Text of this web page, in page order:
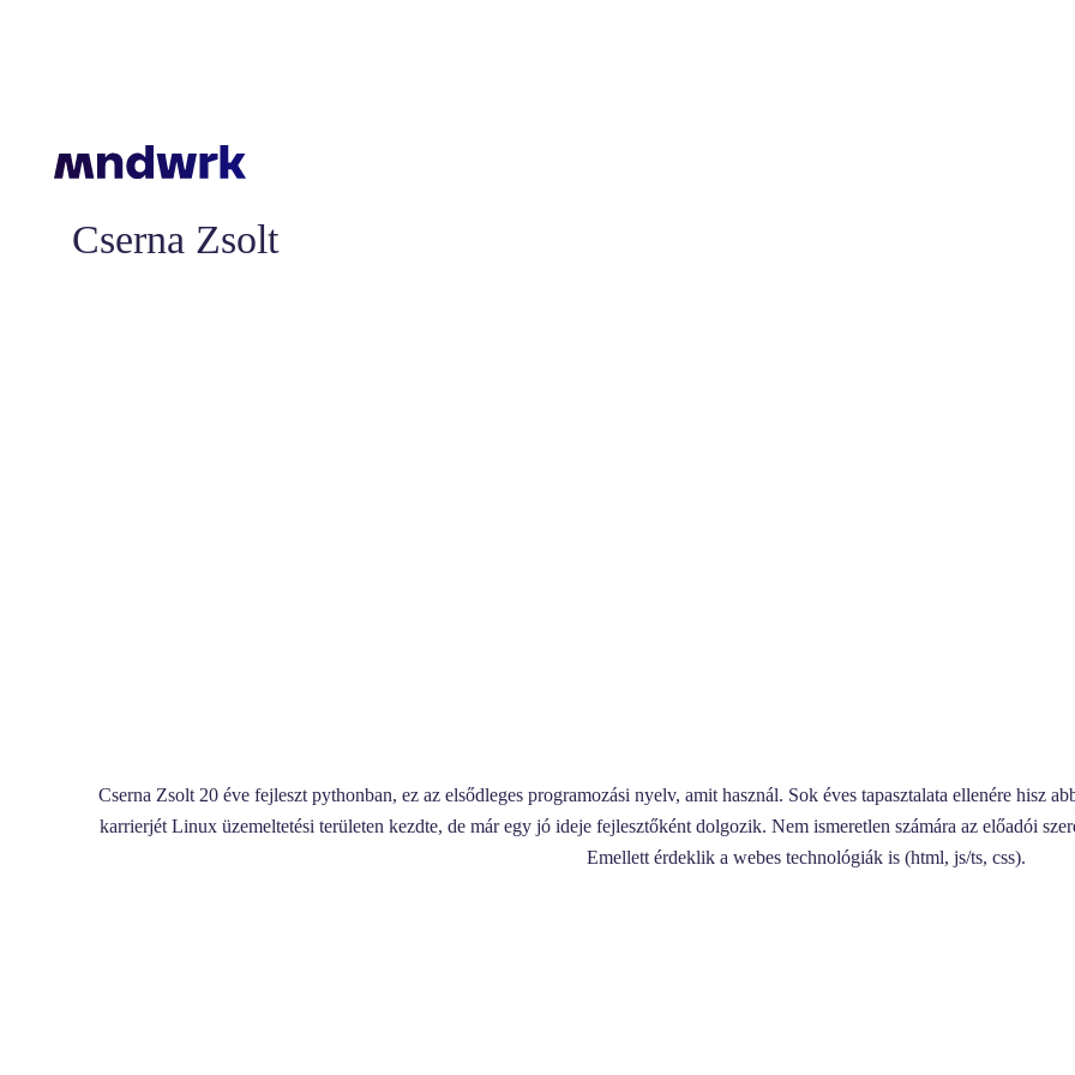
Cserna Zsolt
Cserna Zsolt 20 éve fejleszt pythonban, ez az elsődleges programozási nyelv, amit használ. Sok éves tapasztalata ellenére hisz
karrierjét Linux üzemeltetési területen kezdte, de már egy jó ideje fejlesztőként dolgozik. Nem ismeretlen számára az előadói
Emellett érdeklik a webes technológiák is (html, js/ts, css).